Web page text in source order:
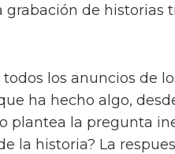
de historias
los anuncios de
ha hecho algo,
plantea la pregunta
la historia? La